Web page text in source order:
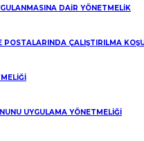
DAİR YÖNETMELİK
POSTALARINDA ÇALIŞTIRILMA
UYGULAMA YÖNETMELİĞİ